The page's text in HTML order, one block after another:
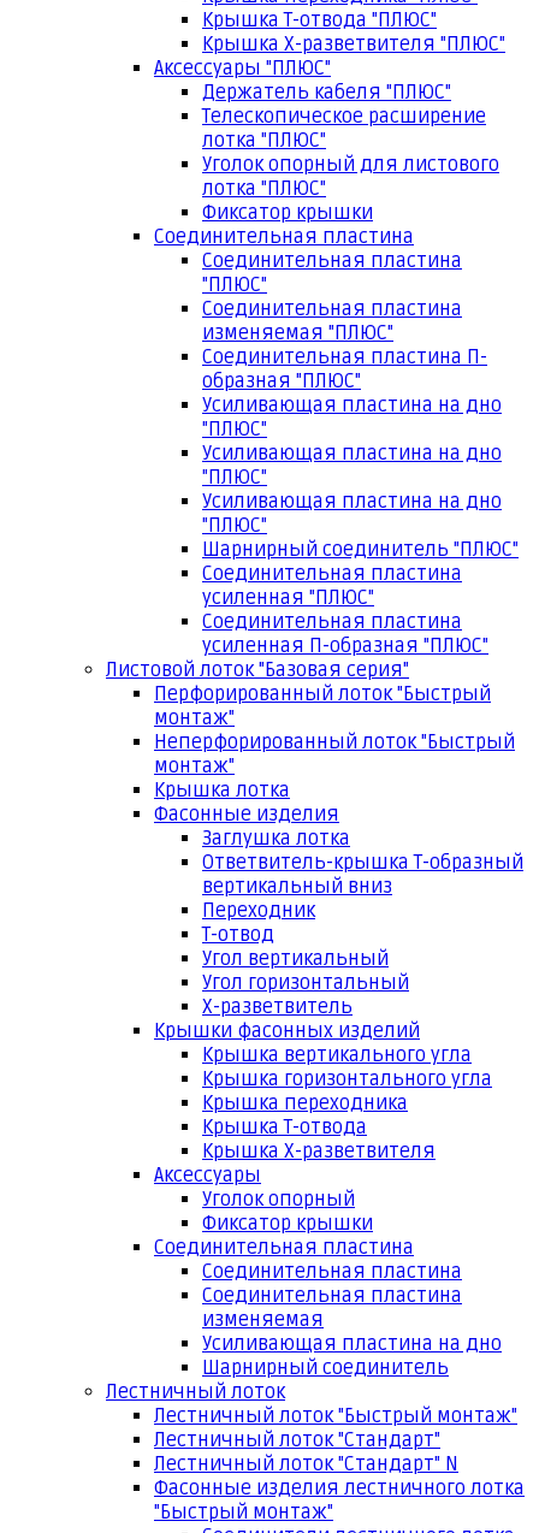
Крышка Т-отвода "ПЛЮС"
Крышка Х-разветвителя "ПЛЮС"
Аксессуары "ПЛЮС"
Держатель кабеля "ПЛЮС"
Телескопическое расширение
лотка "ПЛЮС"
Уголок опорный для листового
лотка "ПЛЮС"
Фиксатор крышки
Соединительная пластина
Соединительная пластина
"ПЛЮС"
Соединительная пластина
изменяемая "ПЛЮС"
Соединительная пластина П-
образная "ПЛЮС"
Усиливающая пластина на дно
"ПЛЮС"
Усиливающая пластина на дно
"ПЛЮС"
Усиливающая пластина на дно
"ПЛЮС"
Шарнирный соединитель "ПЛЮС"
Соединительная пластина
усиленная "ПЛЮС"
Соединительная пластина
усиленная П-образная "ПЛЮС"
Листовой лоток "Базовая серия"
Перфорированный лоток "Быстрый
монтаж"
Неперфорированный лоток "Быстрый
монтаж"
Крышка лотка
Фасонные изделия
Заглушка лотка
Ответвитель-крышка Т-образный
вертикальный вниз
Переходник
Т-отвод
Угол вертикальный
Угол горизонтальный
Х-разветвитель
Крышки фасонных изделий
Крышка вертикального угла
Крышка горизонтального угла
Крышка переходника
Крышка Т-отвода
Крышка Х-разветвителя
Аксессуары
Уголок опорный
Фиксатор крышки
Соединительная пластина
Соединительная пластина
Соединительная пластина
изменяемая
Усиливающая пластина на дно
Шарнирный соединитель
Лестничный лоток
Лестничный лоток "Быстрый монтаж"
Лестничный лоток "Стандарт"
Лестничный лоток "Стандарт" N
Фасонные изделия лестничного лотка
"Быстрый монтаж"